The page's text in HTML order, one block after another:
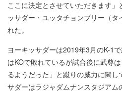
ここに決定とさせていただきます
ッサダー・ユッタチョンブリー（タ
れた。
ヨーキッサダーは2019年3月のK-1
はKOで敗れているが試合後に武尊
るようだった」と蹴りの威力に関し
サダーはラジャダムナンスタジアム